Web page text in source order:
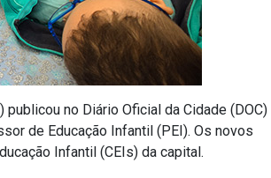
no Diário Oficial da Cidade (DOC)
de Educação Infantil (PEI). Os novos
Infantil (CEIs) da capital.